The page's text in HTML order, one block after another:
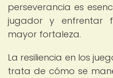
perseverancia es
jugador y enfrentar
mayor fortaleza.
La resiliencia en los
trata de cómo se